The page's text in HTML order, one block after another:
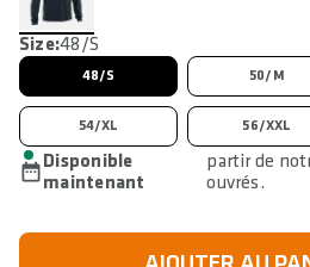
Disponible
maintenant
partir de
ouvrés.
Size:48/S
48/S 50/M
54/XL 56/XXL